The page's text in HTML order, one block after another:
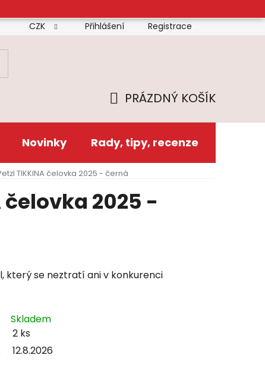
Doprava Platba Reklamační řád
CZK Přihlášení Registrace
KOŠÍK
PRÁZDNÝ KOŠÍK
Novinky Rady, tipy, recenze
TIKKINA čelovka 2025 - černá
čelovka 2025 -
který se neztratí ani v konkurenci
Skladem
2 ks
12.8.2026